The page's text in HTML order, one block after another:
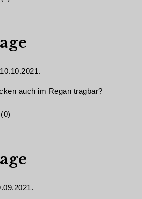
10.10.2021.
auch im Regan tragbar?
Stimmen
(0)